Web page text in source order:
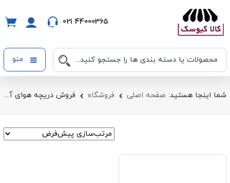
021 44000365
منو
شما اینجا هستید: صفحه اصلی فروشگاه فروش دریچه هوای آزاد